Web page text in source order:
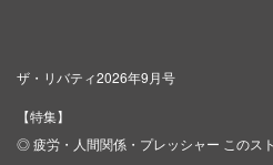
ザ・リバティ2026年9月号
【特集】
◎ 疲労・人間関係・プレッシャー このス